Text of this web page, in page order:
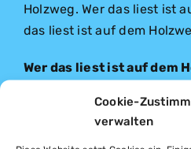
Cookie-
verwalten
Holzweg. Wer das liest ist
das liest ist auf dem
Wer das liest ist auf dem
Wer das liest ist auf
Wer das liest ist auf